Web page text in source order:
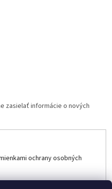
zasielať informácie o nových
ochrany osobných